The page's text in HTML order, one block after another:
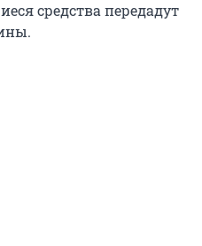
средства передадут